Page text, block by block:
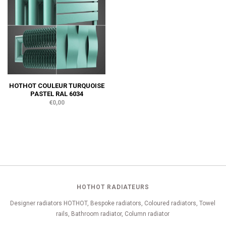
HOTHOT COULEUR TURQUOISE
PASTEL RAL 6034
€0,00
HOTHOT RADIATEURS
Designer radiators HOTHOT, Bespoke radiators, Coloured radiators, Towel
rails, Bathroom radiator, Column radiator